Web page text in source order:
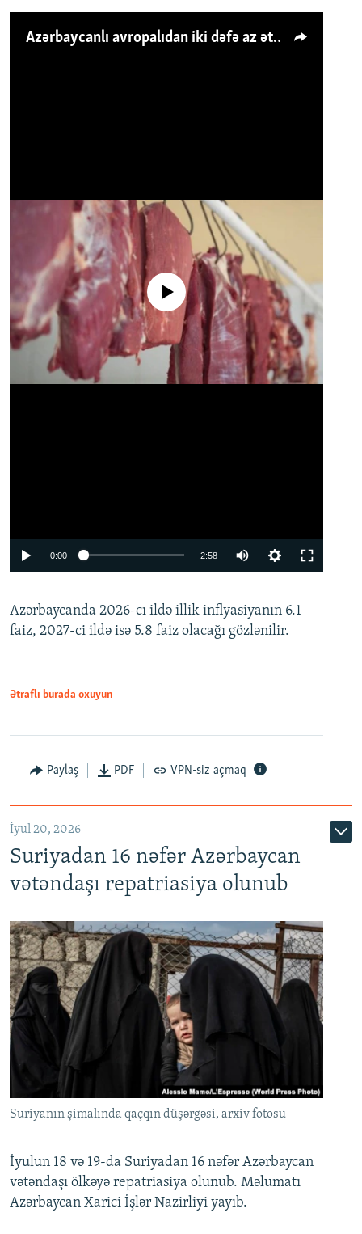
Azərbaycanlı avropalıdan iki dəfə az ət yeyir, amma... 'Qiymət artımı qaçılmazdır'
Auto
No media source currently available
0:00 2:58
360p
480p
Azərbaycanda 2026-cı ildə illik inflyasiyanın 6.1
faiz, 2027-ci ildə isə 5.8 faiz olacağı gözlənilir.
Ətraflı burada oxuyun
Paylaş PDF VPN-siz açmaq
İyul 20, 2026
Suriyadan 16 nəfər Azərbaycan
vətəndaşı repatriasiya olunub
Suriyanın şimalında qaçqın düşərgəsi, arxiv fotosu
İyulun 18 və 19-da Suriyadan 16 nəfər Azərbaycan
vətəndaşı ölkəyə repatriasiya olunub. Məlumatı
Azərbaycan Xarici İşlər Nazirliyi yayıb.